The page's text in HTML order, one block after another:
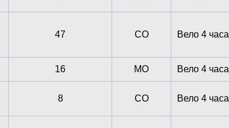
47 СО Вело 4 часа
16 МО Вело 4 часа
8 СО Вело 4 часа